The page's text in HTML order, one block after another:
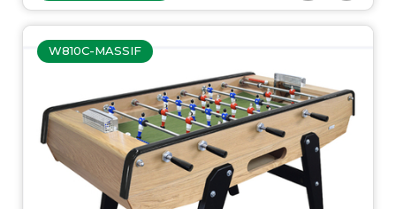
W810C-MASSIF